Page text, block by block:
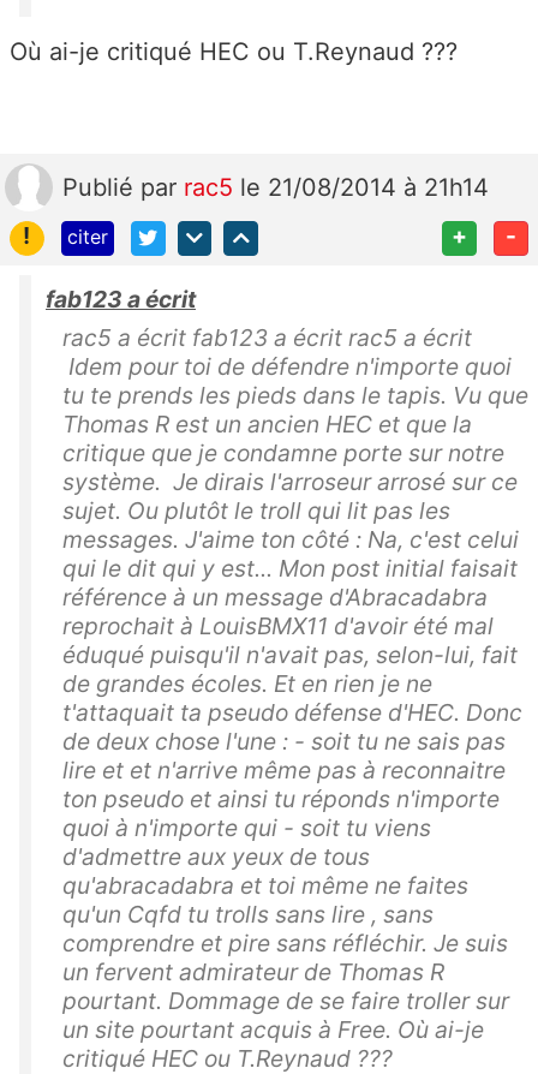
Où ai-je critiqué HEC ou T.Reynaud ???
Publié par rac5 le 21/08/2014 à 21h14
!
citer + -
fab123 a écrit
rac5 a écrit fab123 a écrit rac5 a écrit
Idem pour toi de défendre n'importe quoi
tu te prends les pieds dans le tapis. Vu que
Thomas R est un ancien HEC et que la
critique que je condamne porte sur notre
système. Je dirais l'arroseur arrosé sur ce
sujet. Ou plutôt le troll qui lit pas les
messages. J'aime ton côté : Na, c'est celui
qui le dit qui y est... Mon post initial faisait
référence à un message d'Abracadabra
reprochait à LouisBMX11 d'avoir été mal
éduqué puisqu'il n'avait pas, selon-lui, fait
de grandes écoles. Et en rien je ne
t'attaquait ta pseudo défense d'HEC. Donc
de deux chose l'une : - soit tu ne sais pas
lire et et n'arrive même pas à reconnaitre
ton pseudo et ainsi tu réponds n'importe
quoi à n'importe qui - soit tu viens
d'admettre aux yeux de tous
qu'abracadabra et toi même ne faites
qu'un Cqfd tu trolls sans lire , sans
comprendre et pire sans réfléchir. Je suis
un fervent admirateur de Thomas R
pourtant. Dommage de se faire troller sur
un site pourtant acquis à Free. Où ai-je
critiqué HEC ou T.Reynaud ???